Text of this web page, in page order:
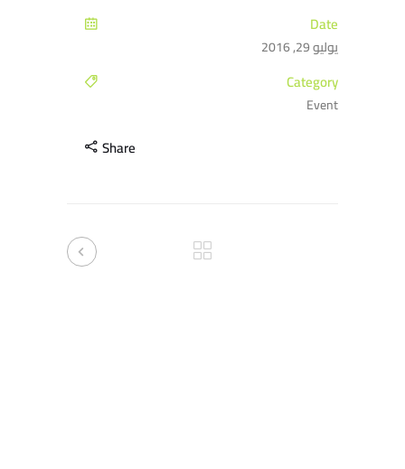
Date
يوليو 29, 2016
Category
Event
Share